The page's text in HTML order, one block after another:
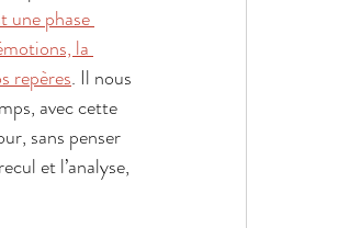
une phase
la
repères. Il nous
avec cette
sans penser
et l’analyse,